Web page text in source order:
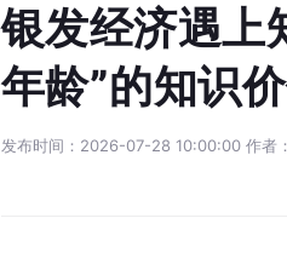
银发经济遇上
年龄”的知识
发布时间：2026-07-28 10:00:00 作者